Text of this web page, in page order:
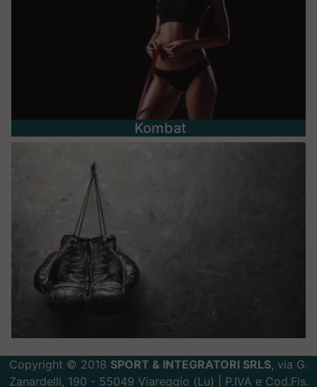
Kombat
Copyright © 2018 SPORT & INTEGRATORI SRLS, via G.
Zanardelli, 190 - 55049 Viareggio (Lu) | P.IVA e Cod.Fis.